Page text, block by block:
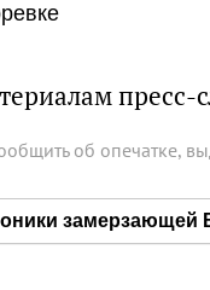
пресс-
об опечатке,
замерзающей